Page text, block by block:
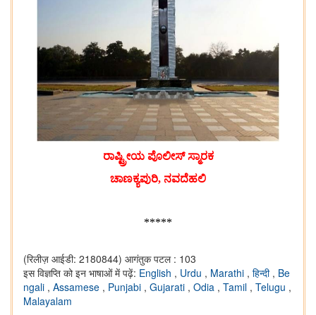
ರಾಷ್ಟ್ರೀಯ ಪೊಲೀಸ್ ಸ್ಮಾರಕ
ಚಾಣಕ್ಯಪುರಿ, ನವದೆಹಲಿ
*****
(रिलीज़ आईडी: 2180844) आगंतुक पटल : 103
इस विज्ञप्ति को इन भाषाओं में पढ़ें: English , Urdu , Marathi , हिन्दी , Be
ngali , Assamese , Punjabi , Gujarati , Odia , Tamil , Telugu ,
Malayalam